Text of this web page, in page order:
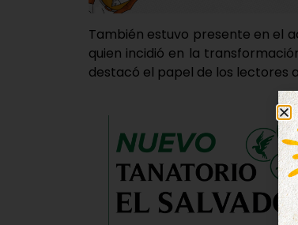
También estuvo presente en el
quien incidió en la
destacó el papel de los lectores